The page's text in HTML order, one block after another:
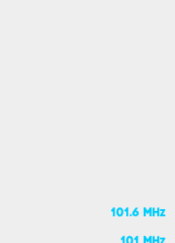
101.6 MHz